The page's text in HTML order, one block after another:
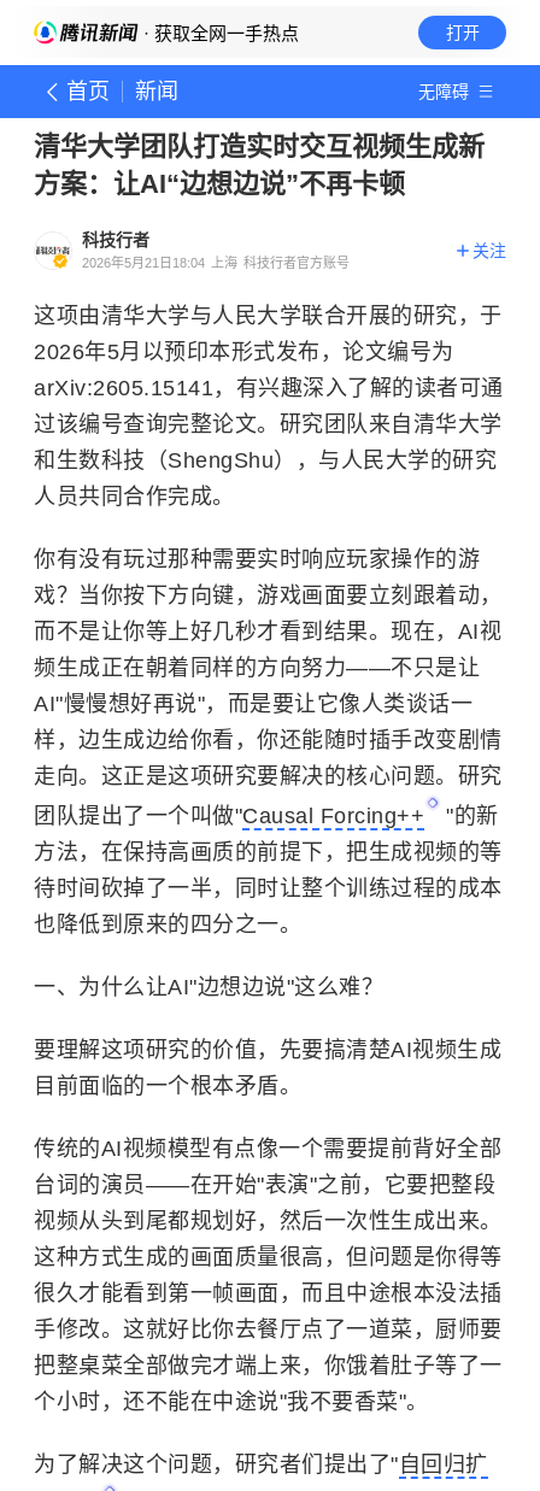
· 获取全网一手热点 打开
首页 新闻 无障碍
清华大学团队打造实时交互视频生成新
方案：让AI“边想边说”不再卡顿
科技行者
2026年5月21日18:04 上海 科技行者官方账号
关注
这项由清华大学与人民大学联合开展的研究，于
2026年5月以预印本形式发布，论文编号为
arXiv:2605.15141，有兴趣深入了解的读者可通
过该编号查询完整论文。研究团队来自清华大学
和生数科技（ShengShu），与人民大学的研究
人员共同合作完成。
你有没有玩过那种需要实时响应玩家操作的游
戏？当你按下方向键，游戏画面要立刻跟着动，
而不是让你等上好几秒才看到结果。现在，AI视
频生成正在朝着同样的方向努力——不只是让
AI"慢慢想好再说"，而是要让它像人类谈话一
样，边生成边给你看，你还能随时插手改变剧情
走向。这正是这项研究要解决的核心问题。研究
团队提出了一个叫做"Causal Forcing++
"的新
方法，在保持高画质的前提下，把生成视频的等
待时间砍掉了一半，同时让整个训练过程的成本
也降低到原来的四分之一。
一、为什么让AI"边想边说"这么难？
要理解这项研究的价值，先要搞清楚AI视频生成
目前面临的一个根本矛盾。
传统的AI视频模型有点像一个需要提前背好全部
台词的演员——在开始"表演"之前，它要把整段
视频从头到尾都规划好，然后一次性生成出来。
这种方式生成的画面质量很高，但问题是你得等
很久才能看到第一帧画面，而且中途根本没法插
手修改。这就好比你去餐厅点了一道菜，厨师要
把整桌菜全部做完才端上来，你饿着肚子等了一
个小时，还不能在中途说"我不要香菜"。
为了解决这个问题，研究者们提出了" 自回归扩